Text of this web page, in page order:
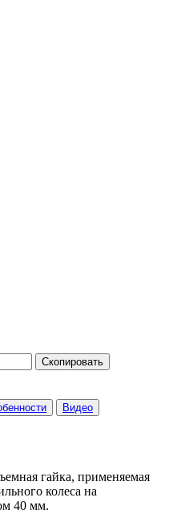
Скопировать
Видео
гайка, применяемая
колеса на
40 мм.